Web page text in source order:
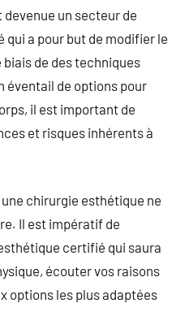
un secteur de
a pour but de modifier le
de des techniques
éventail de options pour
il est important de
et risques inhérents à
chirurgie esthétique ne
Il est impératif de
certifié qui saura
écouter vos raisons
options les plus adaptées